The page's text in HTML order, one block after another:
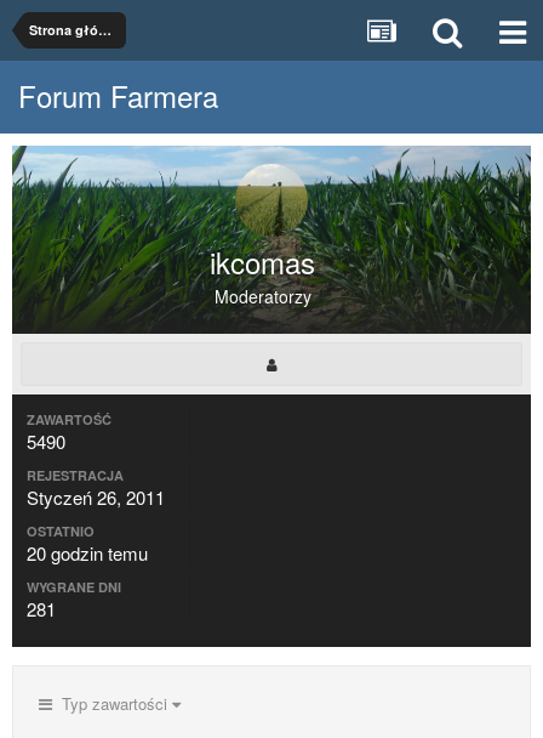
Strona główna
Forum Farmera
ikcomas
Moderatorzy
ZAWARTOŚĆ
5490
REJESTRACJA
Styczeń 26, 2011
OSTATNIO
20 godzin temu
WYGRANE DNI
281
Typ zawartości